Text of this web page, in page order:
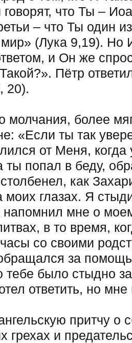
что Ты –
– что Ты один
(Лука 9,19). Но
и Он же
Пётр
20).
молчания, более
«Если ты так
от Меня, когда
ты попал в беду,
как
моих глазах. Я
напомнил мне о
в то время,
со своими
за
тебе было стыдно
ответить, но
притчу о
грехах и